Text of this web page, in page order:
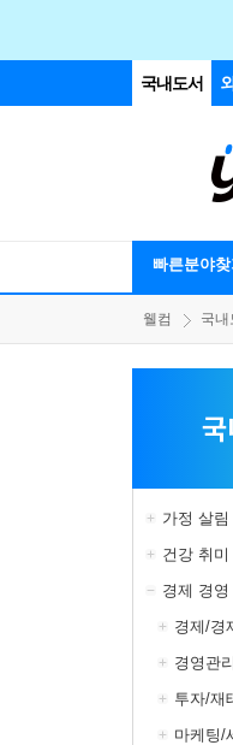
국내도서
빠른분야찾
웰컴 국내
가정 살림
건강 취미
경제 경영
경제/경
경영관
투자/재
마케팅/